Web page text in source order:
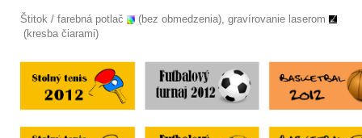
Štitok / farebná potlač
(bez obmedzenia), gravírovanie laserom
(kresba čiarami)